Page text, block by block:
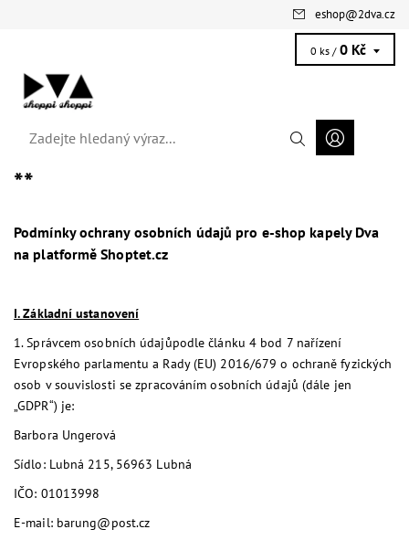
eshop@2dva.cz
0 ks / 0 Kč
**
Podmínky ochrany osobních údajů pro e-shop kapely Dva
na platformě Shoptet.cz
I. Základní ustanovení
1. Správcem osobních údajůpodle článku 4 bod 7 nařízení
Evropského parlamentu a Rady (EU) 2016/679 o ochraně fyzických
osob v souvislosti se zpracováním osobních údajů (dále jen
„GDPR“) je:
Barbora Ungerová
Sídlo:Lubná 215, 56963 Lubná
IČO: 01013998
E-mail:barung@post.cz